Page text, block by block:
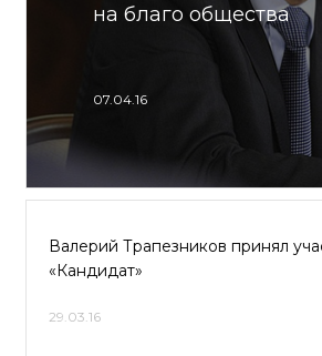
на благо общества
07.04.16
Валерий Трапезников принял
«Кандидат»
29.03.16